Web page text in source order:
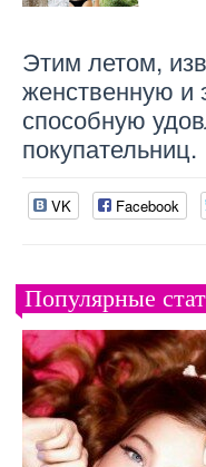
Этим летом,
женственную и
способную
покупательниц.
VK Facebook
Популярные